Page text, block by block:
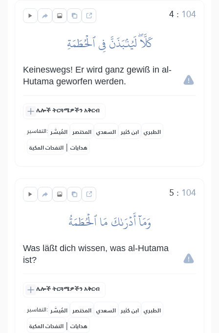
4: 104
كَلَّاۖ لَيُنۢبَذَنَّ فِي ٱلۡحُطَمَةِ
Keineswegs! Er wird ganz gewiß in al-
Hutama geworfen werden.
ሌሎች ትርጓሜዎችን አቅርብ
التفاسير: المُيسَّر المختصر السعدي ابن كثير الطبري
النفحات المكية | هدايات
5 : 104
وَمَآ أَدۡرَىٰكَ مَا ٱلۡحُطَمَةُ
Was läßt dich wissen, was al-Hutama
ist?
ሌሎች ትርጓሜዎችን አቅርብ
التفاسير: المُيسَّر المختصر السعدي ابن كثير الطبري
النفحات المكية | هدايات